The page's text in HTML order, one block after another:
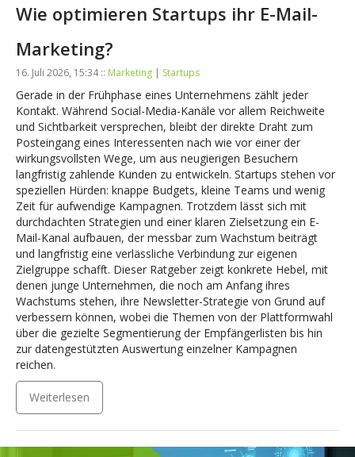
Wie optimieren Startups ihr E-Mail-
Marketing?
16. Juli 2026, 15:34 :: Marketing | Startups
Gerade in der Frühphase eines Unternehmens zählt jeder
Kontakt. Während Social-Media-Kanäle vor allem Reichweite
und Sichtbarkeit versprechen, bleibt der direkte Draht zum
Posteingang eines Interessenten nach wie vor einer der
wirkungsvollsten Wege, um aus neugierigen Besuchern
langfristig zahlende Kunden zu entwickeln. Startups stehen vor
speziellen Hürden: knappe Budgets, kleine Teams und wenig
Zeit für aufwendige Kampagnen. Trotzdem lässt sich mit
durchdachten Strategien und einer klaren Zielsetzung ein E-
Mail-Kanal aufbauen, der messbar zum Wachstum beiträgt
und langfristig eine verlässliche Verbindung zur eigenen
Zielgruppe schafft. Dieser Ratgeber zeigt konkrete Hebel, mit
denen junge Unternehmen, die noch am Anfang ihres
Wachstums stehen, ihre Newsletter-Strategie von Grund auf
verbessern können, wobei die Themen von der Plattformwahl
über die gezielte Segmentierung der Empfängerlisten bis hin
zur datengestützten Auswertung einzelner Kampagnen
reichen.
Weiterlesen